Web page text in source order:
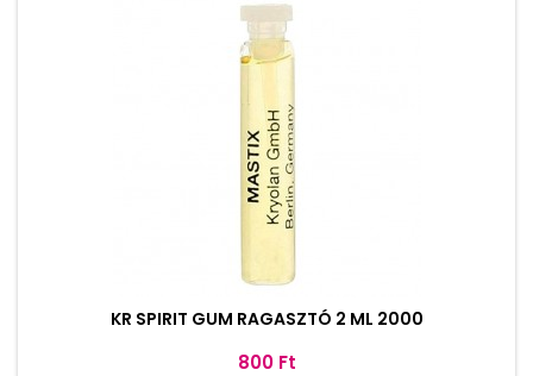
KR SPIRIT GUM RAGASZTÓ 2 ML 2000
Ár
800 Ft